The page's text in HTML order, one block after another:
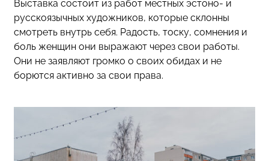
Выставка состоит из работ местных эстоно- и
русскоязычных художников, которые склонны
смотреть внутрь себя. Радость, тоску, сомнения и
боль женщин они выражают через свои работы.
Они не заявляют громко о своих обидах и не
борются активно за свои права.